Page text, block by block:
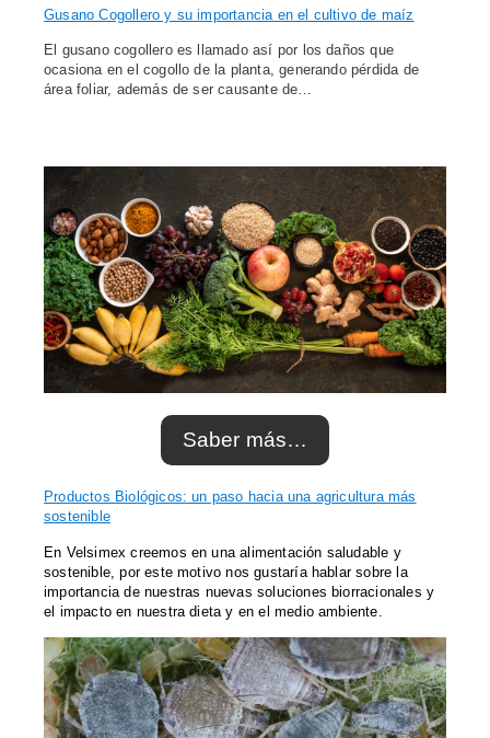
Gusano Cogollero y su importancia en el cultivo de maíz
El gusano cogollero es llamado así por los daños que
ocasiona en el cogollo de la planta, generando pérdida de
área foliar, además de ser causante de…
Saber más…
Productos Biológicos: un paso hacia una agricultura más
sostenible
En Velsimex creemos en una alimentación saludable y
sostenible, por este motivo nos gustaría hablar sobre la
importancia de nuestras nuevas soluciones biorracionales y
el impacto en nuestra dieta y en el medio ambiente.